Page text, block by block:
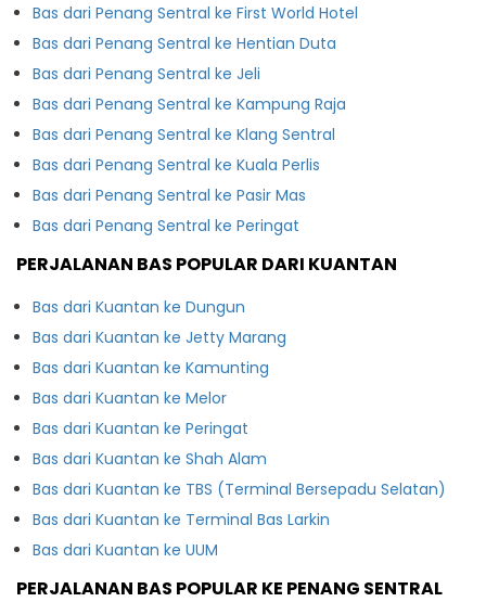
Bas dari Penang Sentral ke First World Hotel
Bas dari Penang Sentral ke Hentian Duta
Bas dari Penang Sentral ke Jeli
Bas dari Penang Sentral ke Kampung Raja
Bas dari Penang Sentral ke Klang Sentral
Bas dari Penang Sentral ke Kuala Perlis
Bas dari Penang Sentral ke Pasir Mas
Bas dari Penang Sentral ke Peringat
PERJALANAN BAS POPULAR DARI KUANTAN
Bas dari Kuantan ke Dungun
Bas dari Kuantan ke Jetty Marang
Bas dari Kuantan ke Kamunting
Bas dari Kuantan ke Melor
Bas dari Kuantan ke Peringat
Bas dari Kuantan ke Shah Alam
Bas dari Kuantan ke TBS (Terminal Bersepadu Selatan)
Bas dari Kuantan ke Terminal Bas Larkin
Bas dari Kuantan ke UUM
PERJALANAN BAS POPULAR KE PENANG SENTRAL